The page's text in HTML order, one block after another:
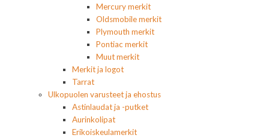
Mercury merkit
Oldsmobile merkit
Plymouth merkit
Pontiac merkit
Muut merkit
Merkit ja logot
Tarrat
Ulkopuolen varusteet ja ehostus
Astinlaudat ja -putket
Aurinkolipat
Erikoiskeulamerkit